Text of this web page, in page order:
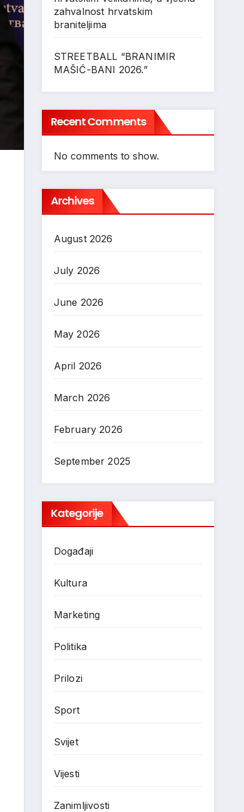
zahvalnost hrvatskim
braniteljima
STREETBALL “BRANIMIR
MAŠIĆ-BANI 2026.”
Recent Comments
No comments to show.
Archives
August 2026
July 2026
June 2026
May 2026
April 2026
March 2026
February 2026
September 2025
Kategorije
Događaji
Kultura
Marketing
Politika
Prilozi
Sport
Svijet
Vijesti
Zanimljivosti